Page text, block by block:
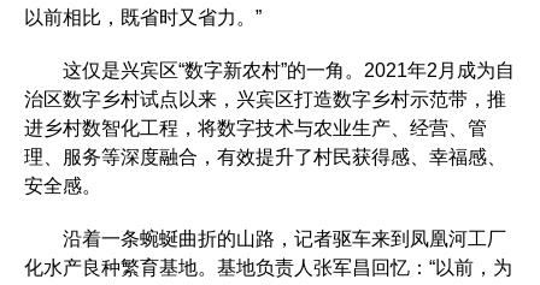
以前相比，既省时又省力。”
这仅是兴宾区“数字新农村”的一角。2021年2月成为自
治区数字乡村试点以来，兴宾区打造数字乡村示范带，推
进乡村数智化工程，将数字技术与农业生产、经营、管
理、服务等深度融合，有效提升了村民获得感、幸福感、
安全感。
沿着一条蜿蜒曲折的山路，记者驱车来到凤凰河工厂
化水产良种繁育基地。基地负责人张军昌回忆：“以前，为